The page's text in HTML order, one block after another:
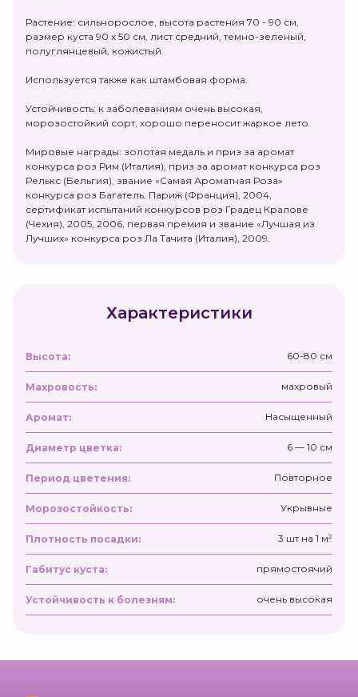
Растение: сильнорослое, высота растения 70 - 90 см,
размер куста 90 х 50 см, лист средний, темно-зеленый,
полуглянцевый, кожистый.
Используется также как штамбовая форма.
Устойчивость: к заболеваниям очень высокая,
морозостойкий сорт, хорошо переносит жаркое лето.
Мировые награды: золотая медаль и приз за аромат
конкурса роз Рим (Италия), приз за аромат конкурса роз
Релькс (Бельгия), звание «Самая Ароматная Роза»
конкурса роз Багатель, Париж (Франция), 2004,
сертификат испытаний конкурсов роз Градец Кралове
(Чехия), 2005, 2006, первая премия и звание «Лучшая из
Лучших» конкурса роз Ла Тачита (Италия), 2009.
Характеристики
Высота: 60-80 см
Махровость: махровый
Аромат: Насыщенный
Диаметр цветка: 6 — 10 см
Период цветения: Повторное
Морозостойкость: Укрывные
Плотность посадки: 3 шт на 1 м²
Габитус куста: прямостоячий
Устойчивость к болезням: очень высокая